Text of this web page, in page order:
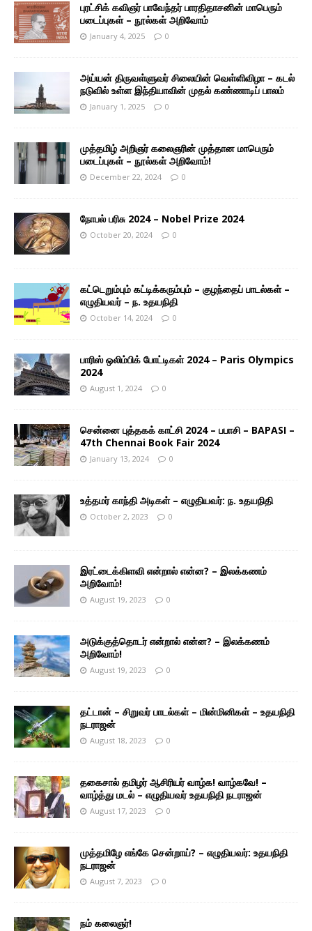
புரட்சிக் கவிஞர் பாவேந்தர் பாரதிதாசனின் மாபெரும்
படைப்புகள் – நூல்கள் அறிவோம்
January 4, 2025 0
அய்யன் திருவள்ளுவர் சிலையின் வெள்ளிவிழா – கடல்
நடுவில் உள்ள இந்தியாவின் முதல் கண்ணாடிப் பாலம்
January 1, 2025 0
முத்தமிழ் அறிஞர் கலைஞரின் முத்தான மாபெரும்
படைப்புகள் – நூல்கள் அறிவோம்!
December 22, 2024 0
நோபல் பரிசு 2024 – Nobel Prize 2024
October 20, 2024 0
கட்டெறும்பும் கட்டிக்கரும்பும் – குழந்தைப் பாடல்கள் –
எழுதியவர் – ந. உதயநிதி
October 14, 2024 0
பாரிஸ் ஒலிம்பிக் போட்டிகள் 2024 – Paris Olympics
2024
August 1, 2024 0
சென்னை புத்தகக் காட்சி 2024 – பபாசி – BAPASI –
47th Chennai Book Fair 2024
January 13, 2024 0
உத்தமர் காந்தி அடிகள் – எழுதியவர்: ந. உதயநிதி
October 2, 2023 0
இரட்டைக்கிளவி என்றால் என்ன? – இலக்கணம்
அறிவோம்!
August 19, 2023 0
அடுக்குத்தொடர் என்றால் என்ன? – இலக்கணம்
அறிவோம்!
August 19, 2023 0
தட்டான் – சிறுவர் பாடல்கள் – மின்மினிகள் – உதயநிதி
நடராஜன்
August 18, 2023 0
தகைசால் தமிழர் ஆசிரியர் வாழ்க! வாழ்கவே! –
வாழ்த்து மடல் – எழுதியவர் உதயநிதி நடராஜன்
August 17, 2023 0
முத்தமிழே எங்கே சென்றாய்? – எழுதியவர்: உதயநிதி
நடராஜன்
August 7, 2023 0
நம் கலைஞர்!